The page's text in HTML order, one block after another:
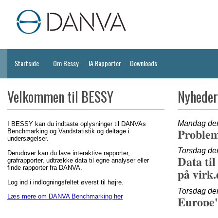
Startside Om Bessy IA Rapporter Downloads
Velkommen til BESSY Nyheder